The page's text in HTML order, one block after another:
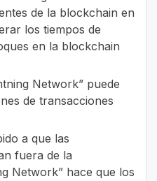
de la blockchain en
los tiempos de
en la blockchain
Network” puede
de transacciones
a que las
fuera de la
Network” hace que los